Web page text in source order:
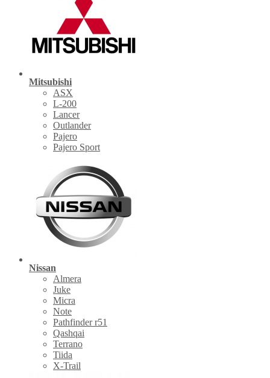
Mitsubishi
ASX
L-200
Lancer
Outlander
Pajero
Pajero Sport
Nissan
Almera
Juke
Micra
Note
Pathfinder r51
Qashqai
Terrano
Tiida
X-Trail